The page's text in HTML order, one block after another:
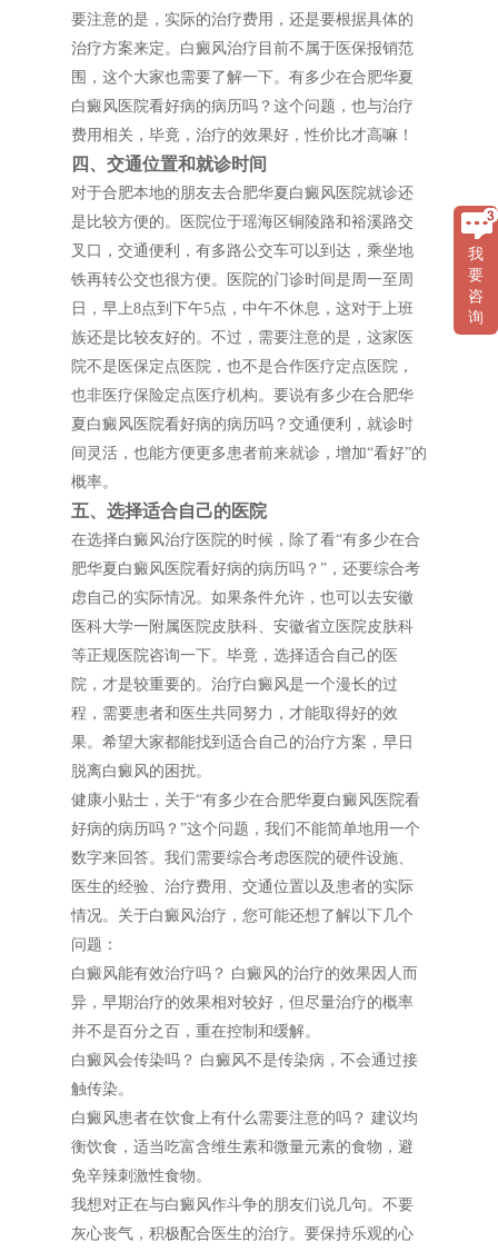
要注意的是，实际的治疗费用，还是要根据具体的
治疗方案来定。白癜风治疗目前不属于医保报销范
围，这个大家也需要了解一下。有多少在合肥华夏
白癜风医院看好病的病历吗？这个问题，也与治疗
费用相关，毕竟，治疗的效果好，性价比才高嘛！
四、交通位置和就诊时间
对于合肥本地的朋友去合肥华夏白癜风医院就诊还
是比较方便的。医院位于瑶海区铜陵路和裕溪路交
叉口，交通便利，有多路公交车可以到达，乘坐地
铁再转公交也很方便。医院的门诊时间是周一至周
日，早上8点到下午5点，中午不休息，这对于上班
族还是比较友好的。不过，需要注意的是，这家医
院不是医保定点医院，也不是合作医疗定点医院，
也非医疗保险定点医疗机构。要说有多少在合肥华
夏白癜风医院看好病的病历吗？交通便利，就诊时
间灵活，也能方便更多患者前来就诊，增加“看好”的
概率。
五、选择适合自己的医院
在选择白癜风治疗医院的时候，除了看“有多少在合
肥华夏白癜风医院看好病的病历吗？”，还要综合考
虑自己的实际情况。如果条件允许，也可以去安徽
医科大学一附属医院皮肤科、安徽省立医院皮肤科
等正规医院咨询一下。毕竟，选择适合自己的医
院，才是较重要的。治疗白癜风是一个漫长的过
程，需要患者和医生共同努力，才能取得好的效
果。希望大家都能找到适合自己的治疗方案，早日
脱离白癜风的困扰。
健康小贴士，关于“有多少在合肥华夏白癜风医院看
好病的病历吗？”这个问题，我们不能简单地用一个
数字来回答。我们需要综合考虑医院的硬件设施、
医生的经验、治疗费用、交通位置以及患者的实际
情况。关于白癜风治疗，您可能还想了解以下几个
问题：
白癜风能有效治疗吗？ 白癜风的治疗的效果因人而
异，早期治疗的效果相对较好，但尽量治疗的概率
并不是百分之百，重在控制和缓解。
白癜风会传染吗？ 白癜风不是传染病，不会通过接
触传染。
白癜风患者在饮食上有什么需要注意的吗？ 建议均
衡饮食，适当吃富含维生素和微量元素的食物，避
免辛辣刺激性食物。
我想对正在与白癜风作斗争的朋友们说几句。不要
灰心丧气，积极配合医生的治疗。要保持乐观的心
我
要
咨
询